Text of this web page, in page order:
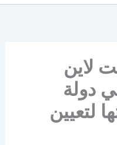
لاين
دولة
لتعيين